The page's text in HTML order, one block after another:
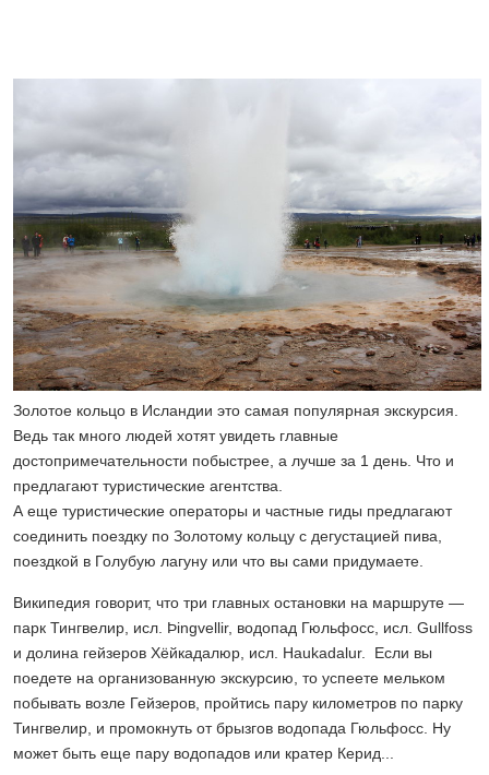
Золотое кольцо в Исландии это самая популярная экскурсия.
Ведь так много людей хотят увидеть главные
достопримечательности побыстрее, а лучше за 1 день. Что и
предлагают туристические агентства.
А еще туристические операторы и частные гиды предлагают
соединить поездку по Золотому кольцу с дегустацией пива,
поездкой в Голубую лагуну или что вы сами придумаете.
Википедия говорит, что три главных остановки на маршруте —
парк Тингвелир, исл. Þingvellir, водопад Гюльфосс, исл. Gullfoss
и долина гейзеров Хёйкадалюр, исл. Haukadalur. Если вы
поедете на организованную экскурсию, то успеете мельком
побывать возле Гейзеров, пройтись пару километров по парку
Тингвелир, и промокнуть от брызгов водопада Гюльфосс. Ну
может быть еще пару водопадов или кратер Керид...